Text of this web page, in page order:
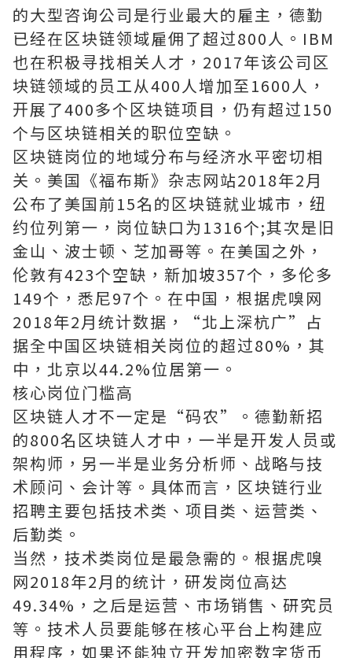
的大型咨询公司是行业最大的雇主，德勤
已经在区块链领域雇佣了超过800人。IBM
也在积极寻找相关人才，2017年该公司区
块链领域的员工从400人增加至1600人，
开展了400多个区块链项目，仍有超过150
个与区块链相关的职位空缺。
区块链岗位的地域分布与经济水平密切相
关。美国《福布斯》杂志网站2018年2月
公布了美国前15名的区块链就业城市，纽
约位列第一，岗位缺口为1316个;其次是旧
金山、波士顿、芝加哥等。在美国之外，
伦敦有423个空缺，新加坡357个，多伦多
149个，悉尼97个。在中国，根据虎嗅网
2018年2月统计数据，“北上深杭广”占
据全中国区块链相关岗位的超过80%，其
中，北京以44.2%位居第一。
核心岗位门槛高
区块链人才不一定是“码农”。德勤新招
的800名区块链人才中，一半是开发人员或
架构师，另一半是业务分析师、战略与技
术顾问、会计等。具体而言，区块链行业
招聘主要包括技术类、项目类、运营类、
后勤类。
当然，技术类岗位是最急需的。根据虎嗅
网2018年2月的统计，研发岗位高达
49.34%，之后是运营、市场销售、研究员
等。技术人员要能够在核心平台上构建应
用程序，如果还能独立开发加密数字货币